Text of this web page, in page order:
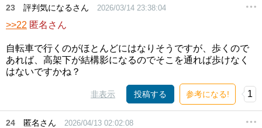
23 評判気になるさん 2026/03/14 23:38:04
>>22 匿名さん
自転車で行くのがほとんどにはなりそうですが、歩くので
あれば、高架下が結構影になるのでそこを通れば歩けなく
はないですかね？
非表示 投稿する 参考になる! 1
24 匿名さん 2026/04/13 02:02:08